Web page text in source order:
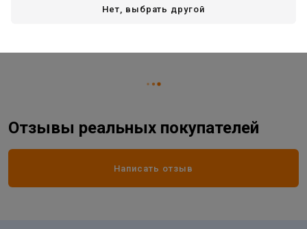
Отзывы реальных покупателей
Написать отзыв
Нет, выбрать другой